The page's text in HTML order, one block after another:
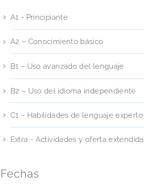
A1 - Principiante
A2 – Conocimiento básico
B1 – Uso avanzado del lenguaje
B2 – Uso del idioma independiente
C1 – Habilidades de lenguaje experto
Extra - Actividades y oferta extendida
Fechas